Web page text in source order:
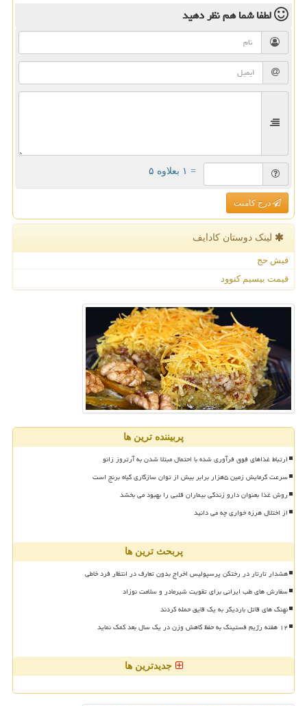
لطفا شما همنظر دهید
= ۱ بعلاوه ۵
درج کامنت
لینک دوستان كادایف
فیش حج
قیمت بیسیم کنوود
پربیننده ترین ها
ارتباط غذاهای فوق فرآوری شده با احتمال مبتلا شدن به آرتروز زانو
سرعت گرمایش زمین ۵هزار برابر بیش از توان سازگاری گیاه برنج است
روش غذا بعنوان دارو زندگی بیماران قلبی را بهبود می بخشد
از اختلال هرزه خواری چه می دانید
پربحث ترین ها
هشدار تارتار در رختکن پرسپولیس اخراج بدون تعارف در انتظار فرد خاطی
سفارش های طب ایرانی برای تقویت شیرمادر و سلامت نوزاد
نهنگ های قاتل باردیگر به یک قایق حمله کردند
۱۲ هفته رژیم فستینگ به حفظ کاهش وزن در یک سال بعد کمک نماید
جدیدترین ها